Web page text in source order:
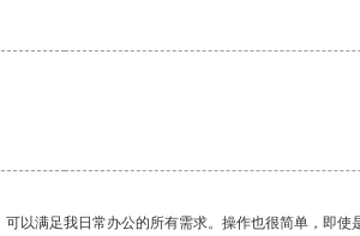
以满足我日常办公的所有需求。操作也很简单，即使